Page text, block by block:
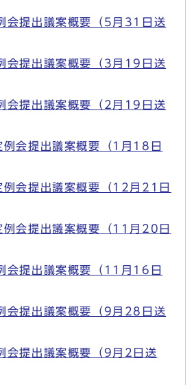
会提出議案概要（5月31日送
会提出議案概要（3月19日送
会提出議案概要（2月19日送
会提出議案概要（1月18日
会提出議案概要（12月21日
会提出議案概要（11月20日
会提出議案概要（11月16日
会提出議案概要（9月28日送
会提出議案概要（9月2日送